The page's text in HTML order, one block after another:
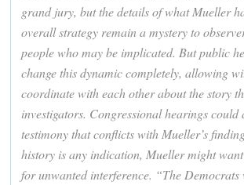
grand jury, but the details of what Mueller
overall strategy remain a mystery to
people who may be implicated. But public
change this dynamic completely, allowing
coordinate with each other about the story
investigators. Congressional hearings could
testimony that conflicts with Mueller’s
history is any indication, Mueller might
for unwanted interference. “The